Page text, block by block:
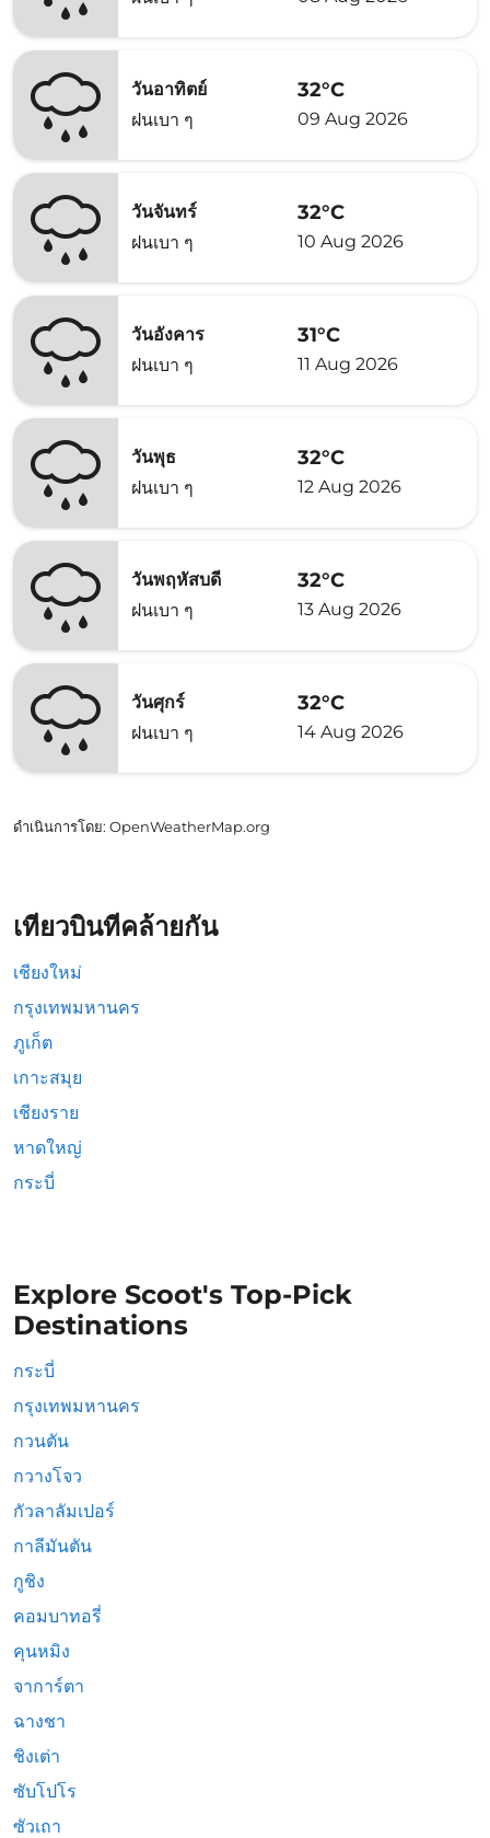
วันอาทิตย์
ฝนเบา ๆ
32°C
09 Aug 2026
วันจันทร์
ฝนเบา ๆ
32°C
10 Aug 2026
วันอังคาร
ฝนเบา ๆ
31°C
11 Aug 2026
วันพุธ
ฝนเบา ๆ
32°C
12 Aug 2026
วันพฤหัสบดี
ฝนเบา ๆ
32°C
13 Aug 2026
วันศุกร์
ฝนเบา ๆ
32°C
14 Aug 2026
ดำเนินการโดย: OpenWeatherMap.org
เที่ยวบินที่คล้ายกัน
เชียงใหม่
กรุงเทพมหานคร
ภูเก็ต
เกาะสมุย
เชียงราย
หาดใหญ่
กระบี่
Explore Scoot's Top-Pick
Destinations
กระบี่
กรุงเทพมหานคร
กวนตัน
กวางโจว
กัวลาลัมเปอร์
กาลีมันตัน
กูชิง
คอมบาทอรี่
คุนหมิง
จาการ์ตา
ฉางชา
ชิงเต่า
ซับโปโร
ซัวเถา